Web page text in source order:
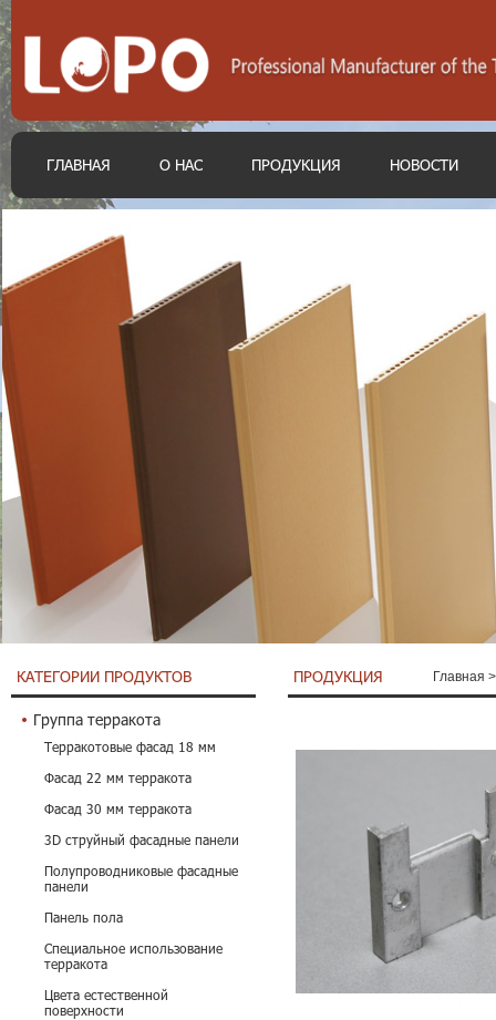
ГЛАВНАЯ О НАС ПРОДУКЦИЯ НОВОСТИ
КАТЕГОРИИ ПРОДУКТОВ
Группа терракота
Терракотовые фасад 18 мм
Фасад 22 мм терракота
Фасад 30 мм терракота
3D струйный фасадные панели
Полупроводниковые фасадные
панели
Панель пола
Специальное использование
терракота
Цвета естественной
поверхности
ПРОДУКЦИЯ Главная